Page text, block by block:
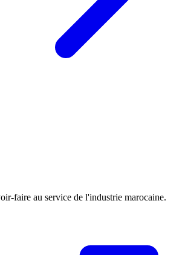
faire au service de l'industrie marocaine.